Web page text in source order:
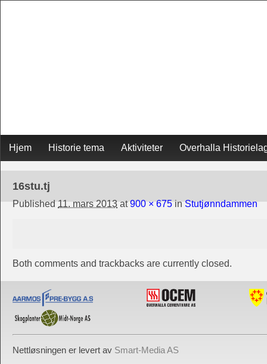
Main menu
Skip
content
Hjem Historie tema Aktiviteter Overhalla
16stu.tj
Published11. mars 2013at900 × 675inStutjønndammen
Both comments and trackbacks are currently closed.
Nettløsningen er levert av Smart-Media AS